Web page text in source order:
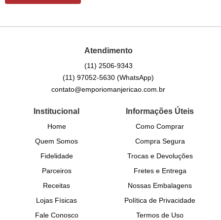
Atendimento
(11) 2506-9343
(11) 97052-5630(WhatsApp)
contato@emporiomanjericao.com.br
Institucional
Home
Quem Somos
Fidelidade
Parceiros
Receitas
Lojas Físicas
Fale Conosco
Informações Úteis
Como Comprar
Compra Segura
Trocas e Devoluções
Fretes e Entrega
Nossas Embalagens
Política de Privacidade
Termos de Uso